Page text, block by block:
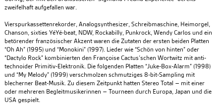
zweifelhaft aufgefallen war.
Vierspurkassettenrekorder, Analogsynthesizer, Schreibmaschine, Heimorgel,
Chanson, sixties YéYé-beat, NDW, Rockabilly, Punkrock, Wendy Carlos und ein
betörender französischer Akzent waren die Zutaten der ersten beiden Platten
“Oh Ah” (1995) und “Monokini” (1997). Lieder wie “Schön von hinten” oder
“Dactylo Rock” kombinierten den Françoise Cactus’schen Wortwitz mit anti-
technoider Primitiv-Elektronik. Die folgenden Platten “Juke-Box-Alarm” (1998)
und “My Melody” (1999) verschmolzen schmutziges 8-bit-Sampling mit
blecherner Beat-Musik. Zu diesem Zeitpunkt hatten Stereo Total – mit einer
oder mehreren Begleitmusikerinnen – Tourneen durch Europa, Japan und die
USA gespielt.